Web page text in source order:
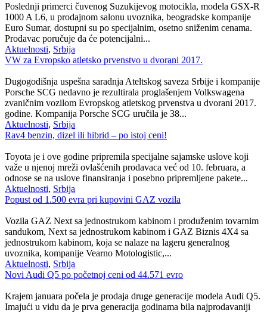
Poslednji primerci čuvenog Suzukijevog motocikla, modela GSX-R
1000 A L6, u prodajnom salonu uvoznika, beogradske kompanije
Euro Sumar, dostupni su po specijalnim, osetno sniženim cenama.
Prodavac poručuje da će potencijalni...
Aktuelnosti, Srbija
VW za Evropsko atletsko prvenstvo u dvorani 2017.
Dugogodišnja uspešna saradnja Ateltskog saveza Srbije i kompanije
Porsche SCG nedavno je rezultirala proglašenjem Volkswagena
zvaničnim vozilom Evropskog atletskog prvenstva u dvorani 2017.
godine. Kompanija Porsche SCG uručila je 38...
Aktuelnosti, Srbija
Rav4 benzin, dizel ili hibrid – po istoj ceni!
Toyota je i ove godine pripremila specijalne sajamske uslove koji
važe u njenoj mreži ovlašćenih prodavaca već od 10. februara, a
odnose se na uslove finansiranja i posebno pripremljene pakete...
Aktuelnosti, Srbija
Popust od 1.500 evra pri kupovini GAZ vozila
Vozila GAZ Next sa jednostrukom kabinom i produženim tovarnim
sandukom, Next sa jednostrukom kabinom i GAZ Biznis 4X4 sa
jednostrukom kabinom, koja se nalaze na lageru generalnog
uvoznika, kompanije Vearno Motologistic,...
Aktuelnosti, Srbija
Novi Audi Q5 po početnoj ceni od 44.571 evro
Krajem januara počela je prodaja druge generacije modela Audi Q5.
Imajući u vidu da je prva generacija godinama bila najprodavaniji